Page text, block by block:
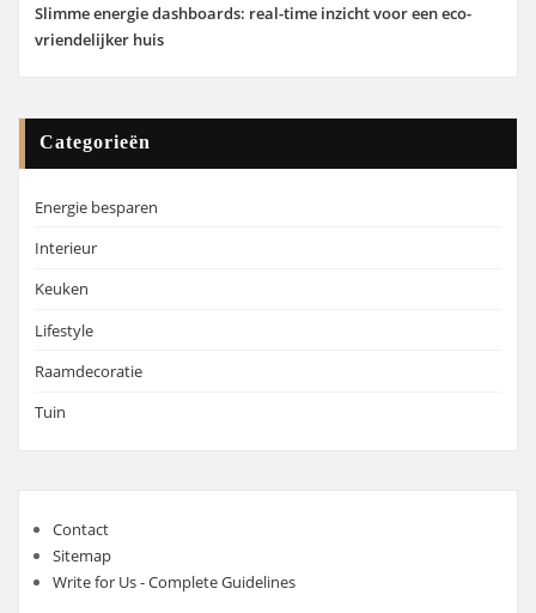
Slimme energie dashboards: real-time inzicht voor een eco-
vriendelijker huis
Categorieën
Energie besparen
Interieur
Keuken
Lifestyle
Raamdecoratie
Tuin
Contact
Sitemap
Write for Us - Complete Guidelines